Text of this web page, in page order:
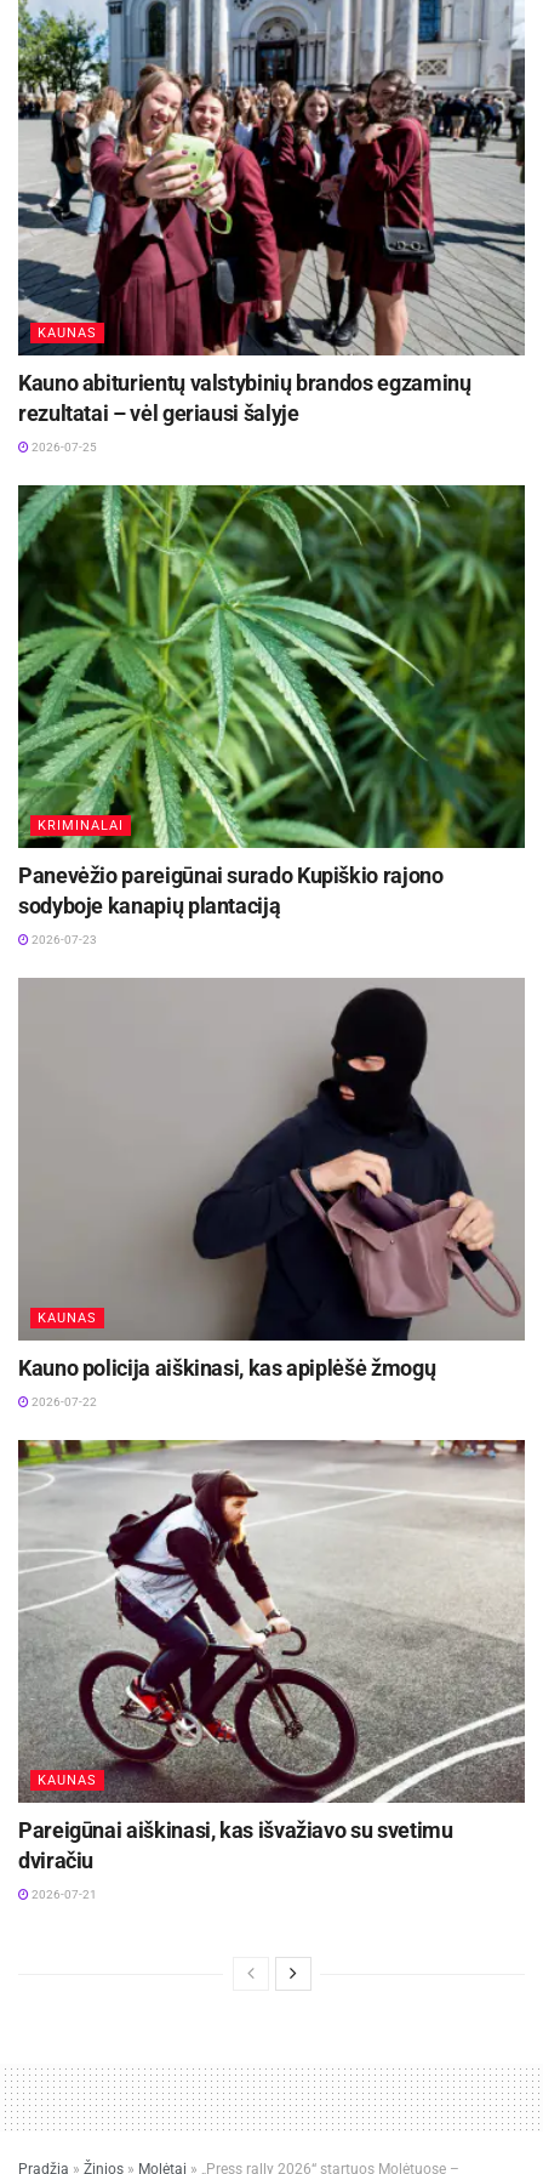
KAUNAS
Kauno abiturientų valstybinių brandos egzaminų
rezultatai – vėl geriausi šalyje
2026-07-25
KRIMINALAI
Panevėžio pareigūnai surado Kupiškio rajono
sodyboje kanapių plantaciją
2026-07-23
KAUNAS
Kauno policija aiškinasi, kas apiplėšė žmogų
2026-07-22
KAUNAS
Pareigūnai aiškinasi, kas išvažiavo su svetimu
dviračiu
2026-07-21
Pradžia » Žinios » Molėtai » „Press rally 2026“ startuos Molėtuose –